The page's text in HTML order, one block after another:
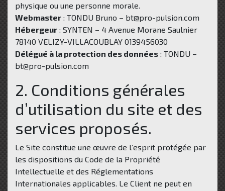
physique ou une personne morale.
Webmaster : TONDU Bruno – bt@pro-pulsion.com
Hébergeur : SYNTEN – 4 Avenue Morane Saulnier
78140 VELIZY-VILLACOUBLAY 0139456030
Délégué à la protection des données : TONDU –
bt@pro-pulsion.com
2. Conditions générales
d’utilisation du site et des
services proposés.
Le Site constitue une œuvre de l’esprit protégée par
les dispositions du Code de la Propriété
Intellectuelle et des Réglementations
Internationales applicables. Le Client ne peut en